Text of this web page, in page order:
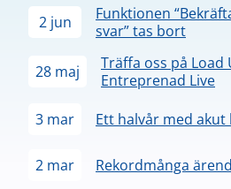
2 jun
Funktionen
svar” tas bort
28 maj
Träffa oss på Load
Entreprenad Live
3 mar
Ett halvår med
2 mar Rekordmånga